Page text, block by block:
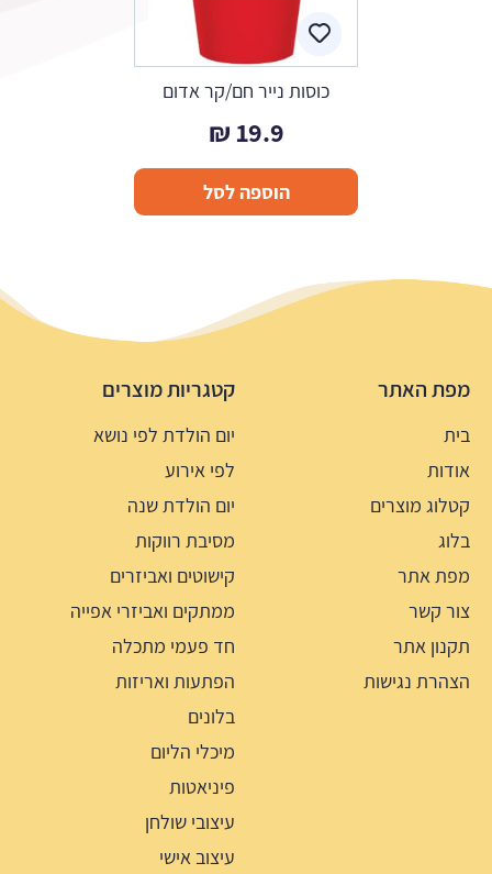
כוסות נייר חם/קר אדום
19.9
₪
הוספה לסל
מפת האתר
בית
אודות
קטלוג מוצרים
בלוג
מפת אתר
צור קשר
תקנון אתר
הצהרת נגישות
קטגריות מוצרים
יום הולדת לפי נושא
לפי אירוע
יום הולדת שנה
מסיבת רווקות
קישוטים ואביזרים
ממתקים ואביזרי אפייה
חד פעמי מתכלה
הפתעות ואריזות
בלונים
מיכלי הליום
פיניאטות
עיצובי שולחן
עיצוב אישי